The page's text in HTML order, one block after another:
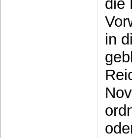
die
in